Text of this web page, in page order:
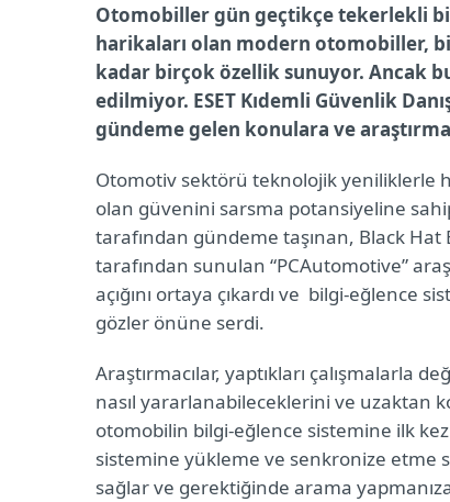
Otomobiller gün geçtikçe tekerlekli
harikaları olan modern otomobiller,
kadar birçok özellik sunuyor. Ancak
edilmiyor. ESET Kıdemli Güvenlik
gündeme gelen konulara ve
Otomotiv sektörü teknolojik yeniliklerle
olan güvenini sarsma potansiyeline
tarafından gündeme taşınan, Black
tarafından sunulan “PCAutomotive”
açığını ortaya çıkardı ve bilgi-eğlence
gözler önüne serdi.
Araştırmacılar, yaptıkları çalışmalarla
nasıl yararlanabileceklerini ve uzaktan
otomobilin bilgi-eğlence sistemine ilk
sistemine yükleme ve senkronize etme
sağlar ve gerektiğinde arama